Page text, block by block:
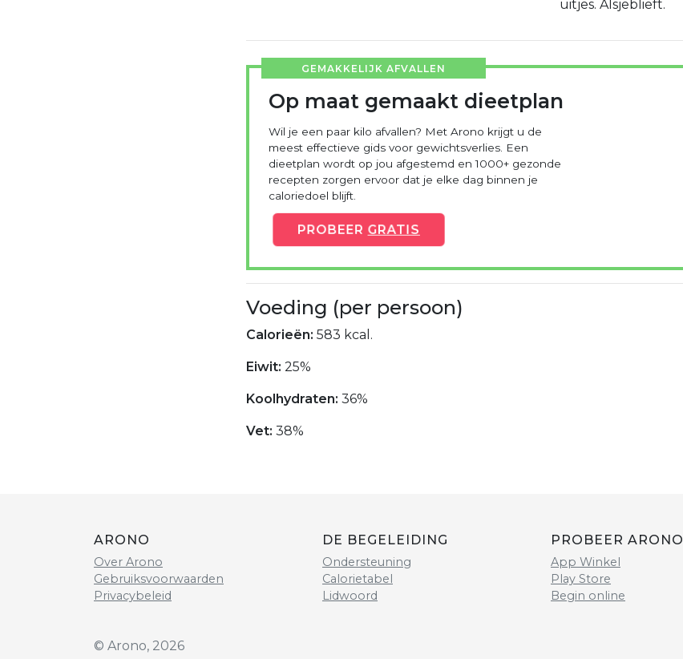
uitjes. Alsjeblieft.
GEMAKKELIJK AFVALLEN
Op maat gemaakt dieetplan
Wil je een paar kilo afvallen? Met Arono krijgt u de
meest effectieve gids voor gewichtsverlies. Een
dieetplan wordt op jou afgestemd en 1000+ gezonde
recepten zorgen ervoor dat je elke dag binnen je
caloriedoel blijft.
PROBEER GRATIS
Voeding (per persoon)
Calorieën: 583 kcal.
Eiwit: 25%
Koolhydraten: 36%
Vet: 38%
ARONO
Over Arono
Gebruiksvoorwaarden
Privacybeleid
DE BEGELEIDING
Ondersteuning
Calorietabel
Lidwoord
PROBEER ARONO
App Winkel
Play Store
Begin online
© Arono, 2026